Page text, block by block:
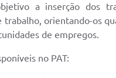
a inserção dos
trabalho, orientando-os
de empregos.
no PAT: